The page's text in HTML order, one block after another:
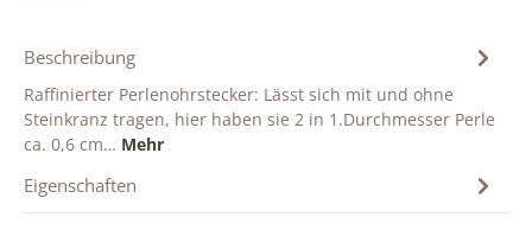
Beschreibung
Raffinierter Perlenohrstecker: Lässt sich mit und ohne
Steinkranz tragen, hier haben sie 2 in 1.Durchmesser Perle
ca. 0,6 cm… Mehr
Eigenschaften